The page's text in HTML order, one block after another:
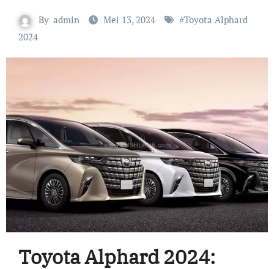
By admin Mei 13, 2024 #Toyota Alphard
2024
Toyota Alphard 2024: